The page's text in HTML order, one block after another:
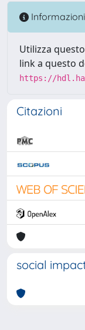
Informazioni
Utilizza
link a questo
https://
Citazioni
social